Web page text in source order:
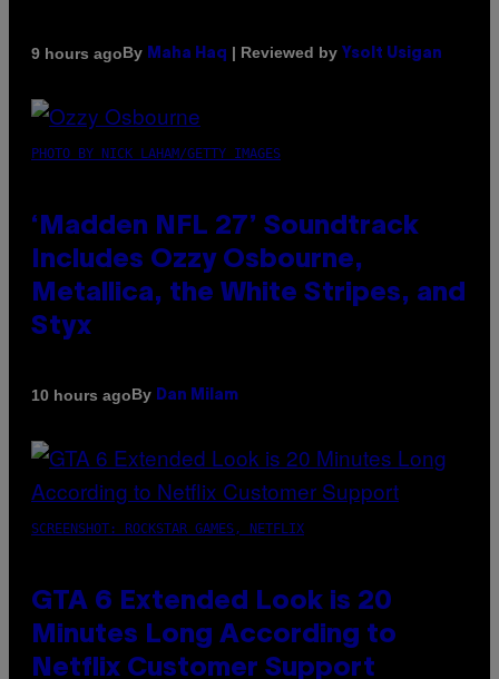
9 hours agoBy Maha Haq | Reviewed by Ysolt Usigan
PHOTO BY NICK LAHAM/GETTY IMAGES
‘Madden NFL 27’ Soundtrack
Includes Ozzy Osbourne,
Metallica, the White Stripes, and
Styx
10 hours agoBy Dan Milam
SCREENSHOT: ROCKSTAR GAMES, NETFLIX
GTA 6 Extended Look is 20
Minutes Long According to
Netflix Customer Support